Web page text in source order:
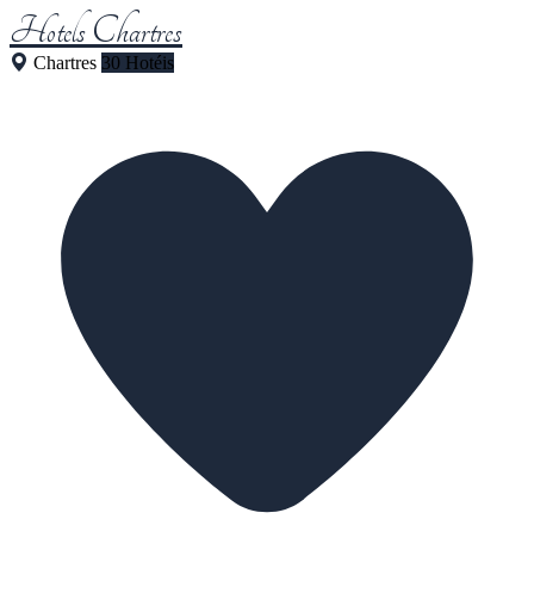
Hotels Chartres
Chartres 30 Hotéis